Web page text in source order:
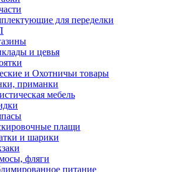
для переделки
и цевья
и Охотничьи товары
приманки
мебель
плащи
и шарики
фляги
питание